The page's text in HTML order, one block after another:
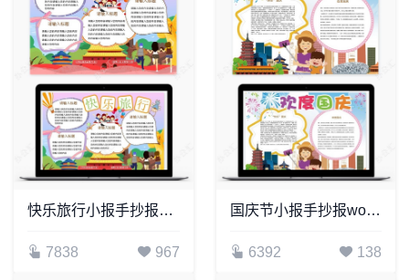
快乐旅行小报手抄报Word模板电子
7838 967
国庆节小报手抄报word模板(35)
6392 138